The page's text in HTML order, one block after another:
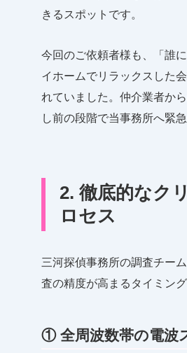
きるスポットです。
今回のご依頼者様も、「誰
イホームでリラックスした
れていました。仲介業者か
し前の段階で当事務所へ緊
2. 徹底的なク
ロセス
三河探偵事務所の調査チー
査の精度が高まるタイミン
① 全周波数帯の電波